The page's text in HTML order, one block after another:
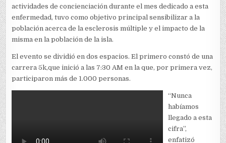
actividades de concienciación durante el mes dedicado a esta
enfermedad, tuvo como objetivo principal sensibilizar a la
población acerca de la esclerosis múltiple y el impacto de la
misma en la población de la isla.
El evento se dividió en dos espacios. El primero constó de una
carrera 5k,que inició a las 7:30 AM en la que, por primera vez,
participaron más de 1.000 personas.
“Nunca
habíamos
llegado a esta
cifra”,
enfatizó